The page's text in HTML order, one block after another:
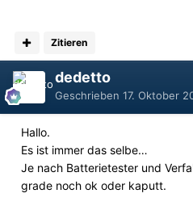
Zitieren
dedetto
Geschrieben 17. Oktober
Hallo.
Es ist immer das selbe…
Je nach Batterietester und
grade noch ok oder kaputt.